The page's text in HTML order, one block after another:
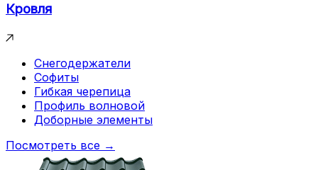
Кровля
Снегодержатели
Софиты
Гибкая черепица
Профиль волновой
Доборные элементы
Посмотреть все →